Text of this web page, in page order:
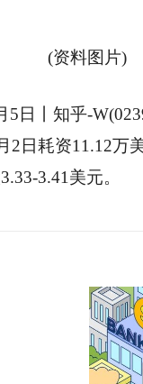
(资料图片)
5日丨知乎-
2日耗资11.12万
3.41美元。